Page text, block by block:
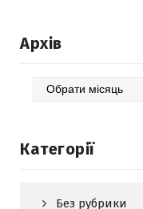
Архів
Архів
Категорії
Без рубрики